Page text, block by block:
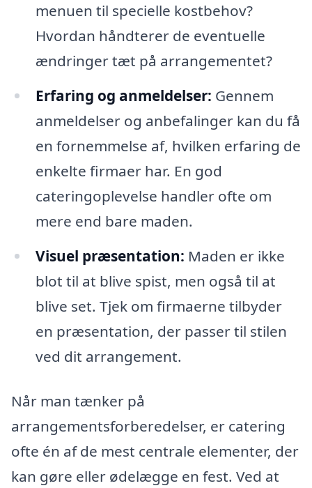
menuen til specielle kostbehov?
Hvordan håndterer de eventuelle
ændringer tæt på arrangementet?
Erfaring og anmeldelser: Gennem
anmeldelser og anbefalinger kan du få
en fornemmelse af, hvilken erfaring de
enkelte firmaer har. En god
cateringoplevelse handler ofte om
mere end bare maden.
Visuel præsentation: Maden er ikke
blot til at blive spist, men også til at
blive set. Tjek om firmaerne tilbyder
en præsentation, der passer til stilen
ved dit arrangement.
Når man tænker på
arrangementsforberedelser, er catering
ofte én af de mest centrale elementer, der
kan gøre eller ødelægge en fest. Ved at